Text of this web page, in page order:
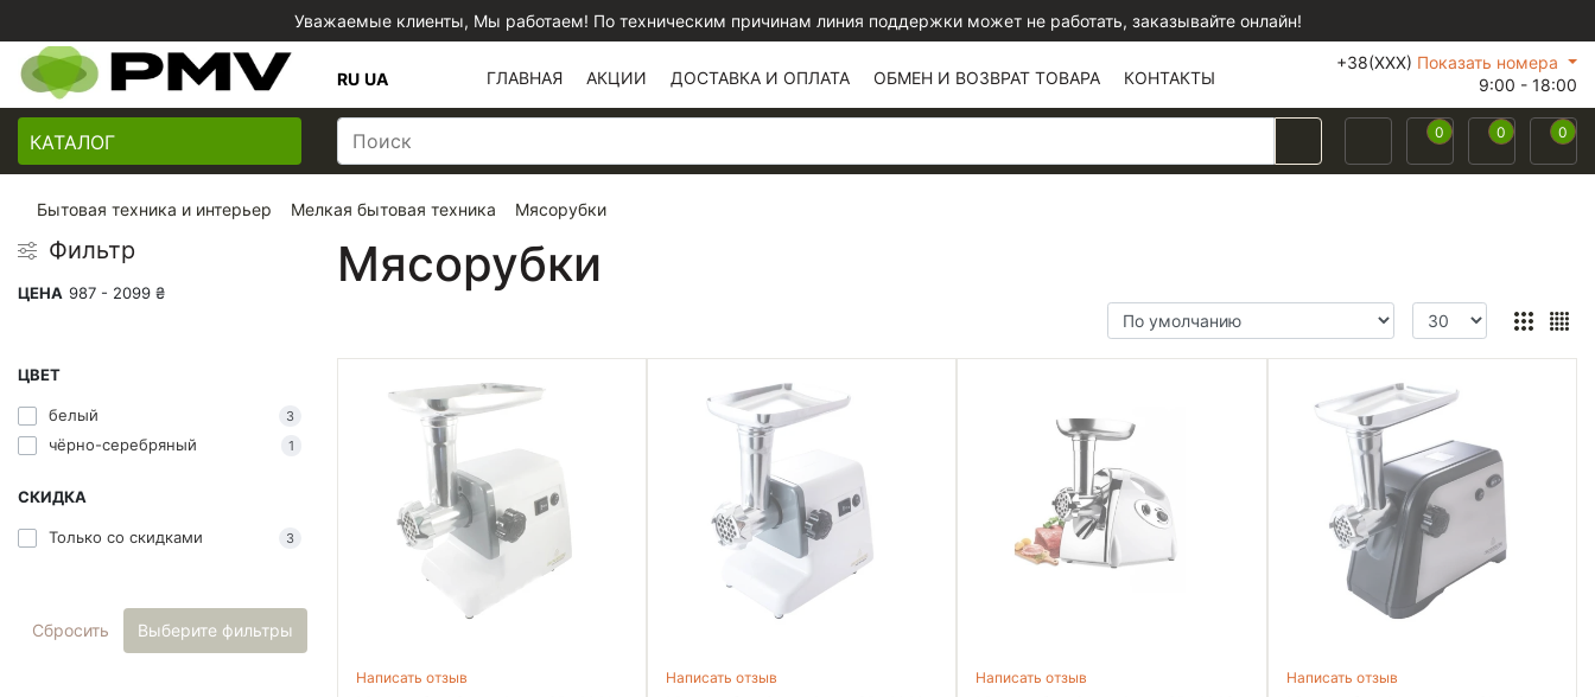
Уважаемые клиенты, Мы работаем! По техническим причинам линия поддержки может не работать, заказывайте онлайн!
RU UA ГЛАВНАЯ АКЦИИ ДОСТАВКА И ОПЛАТА ОБМЕН И ВОЗВРАТ ТОВАРА КОНТАКТЫ
+38(XXX) Показать номера
9:00 - 18:00
КАТАЛОГ 0 0 0
Бытовая техника и интерьер Мелкая бытовая техника Мясорубки
Фильтр
987 - 2099 ₴
ЦЕНА
ЦВЕТ
белый 3
чёрно-серебряный 1
СКИДКА
Только со cкидками 3
Сбросить Выберите фильтры
Мясорубки
Написать отзыв Написать отзыв Написать отзыв Написать отзыв